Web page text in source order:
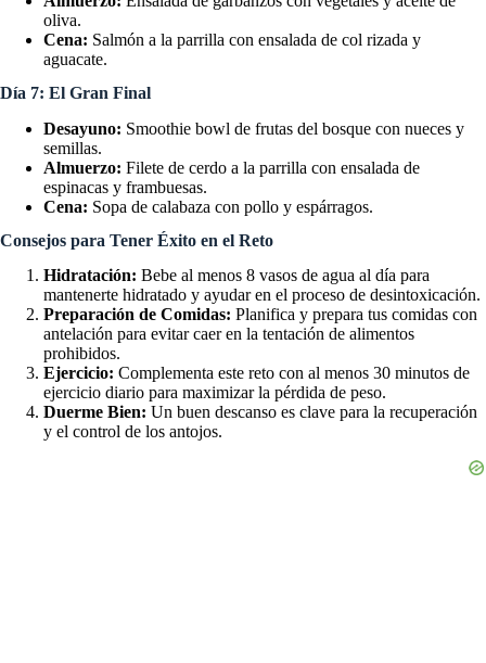
oliva.
Cena: Salmón a la parrilla con ensalada de col rizada y
aguacate.
Día 7: El Gran Final
Desayuno: Smoothie bowl de frutas del bosque con nueces y
semillas.
Almuerzo: Filete de cerdo a la parrilla con ensalada de
espinacas y frambuesas.
Cena: Sopa de calabaza con pollo y espárragos.
Consejos para Tener Éxito en el Reto
Hidratación: Bebe al menos 8 vasos de agua al día para
mantenerte hidratado y ayudar en el proceso de desintoxicación.
Preparación de Comidas: Planifica y prepara tus comidas con
antelación para evitar caer en la tentación de alimentos
prohibidos.
Ejercicio: Complementa este reto con al menos 30 minutos de
ejercicio diario para maximizar la pérdida de peso.
Duerme Bien: Un buen descanso es clave para la recuperación
y el control de los antojos.